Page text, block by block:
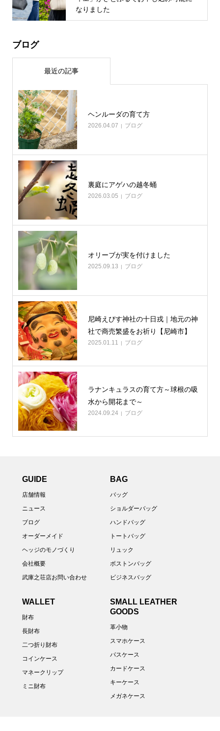
なりました
ブログ
最近の記事
ヘンルーダの育て方
2026.04.07 ブログ
裏庭にアゲハの越冬蛹
2026.03.05 ブログ
オリーブが実を付けました
2025.09.13 ブログ
尼崎えびす神社の十日戎｜地元の神
社で商売繁盛をお祈り【尼崎市】
2025.01.11 ブログ
ラナンキュラスの育て方～球根の吸
水から開花まで～
2024.09.24 ブログ
GUIDE
店舗情報
ニュース
ブログ
オーダーメイド
ヘッジのモノづくり
会社概要
武庫之荘店お問い合わせ
BAG
バッグ
ショルダーバッグ
ハンドバッグ
トートバッグ
リュック
ボストンバッグ
ビジネスバッグ
WALLET
財布
長財布
二つ折り財布
コインケース
マネークリップ
ミニ財布
SMALL LEATHER
GOODS
革小物
スマホケース
パスケース
カードケース
キーケース
メガネケース